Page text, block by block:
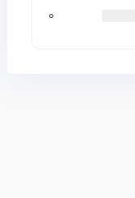
0